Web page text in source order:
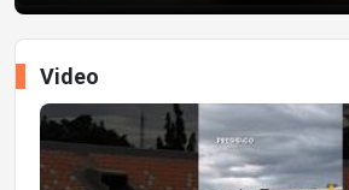
Video